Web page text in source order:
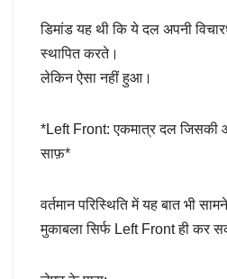
डिमांड यह थी कि ये दल अपनी
स्थापित करते।
लेकिन ऐसा नहीं हुआ।
*Left Front: एकमात्र दल जिसकी
साफ़*
वर्तमान परिस्थिति में यह बात भी
मुकाबला सिर्फ Left Front ही कर